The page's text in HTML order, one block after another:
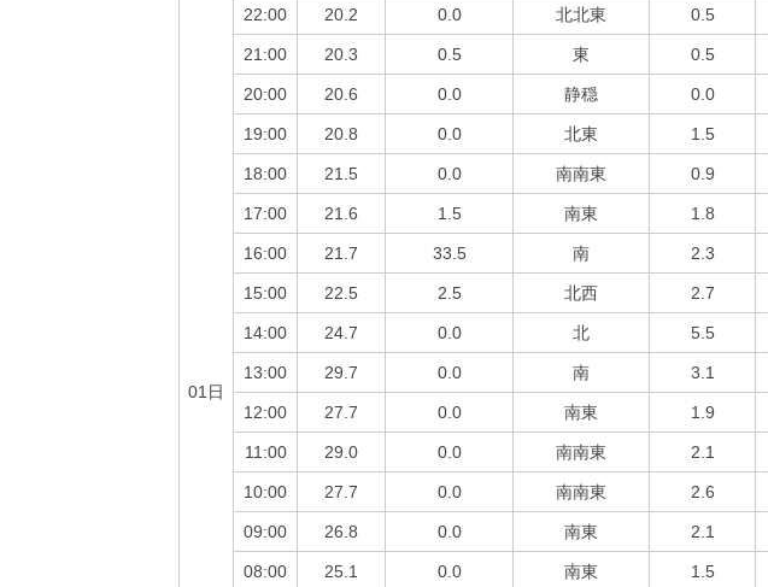
01日
22:00 20.2 0.0 北北東 0.5
21:00 20.3 0.5 東 0.5
20:00 20.6 0.0 静穏 0.0
19:00 20.8 0.0 北東 1.5
18:00 21.5 0.0 南南東 0.9
17:00 21.6 1.5 南東 1.8
16:00 21.7 33.5 南 2.3
15:00 22.5 2.5 北西 2.7
14:00 24.7 0.0 北 5.5
13:00 29.7 0.0 南 3.1
12:00 27.7 0.0 南東 1.9
11:00 29.0 0.0 南南東 2.1
10:00 27.7 0.0 南南東 2.6
09:00 26.8 0.0 南東 2.1
08:00 25.1 0.0 南東 1.5